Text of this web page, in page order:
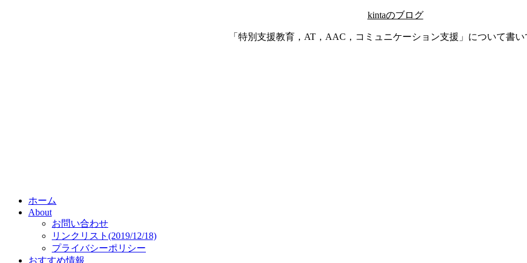
kintaのブログ
「特別支援教育，AT，AAC，コミュニケーション支援」について書
ホーム
About
お問い合わせ
リンクリスト(2019/12/18)
プライバシーポリシー
おすすめ情報